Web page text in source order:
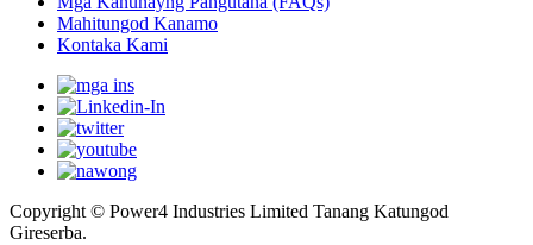
Mahitungod Kanamo
Kontaka Kami
Copyright © Power4 Industries Limited Tanang Katungod
Gireserba.